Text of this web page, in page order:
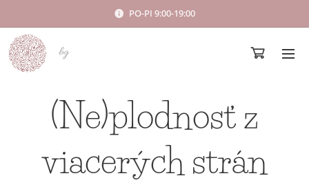
PO-PI 9:00-19:00
bg
(Ne)plodnosť z
viacerých strán